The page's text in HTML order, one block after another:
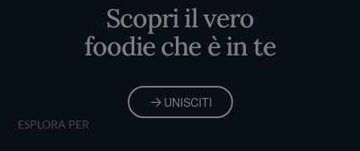
Scopri il vero
foodie che è in te
UNISCITI
ESPLORA PER